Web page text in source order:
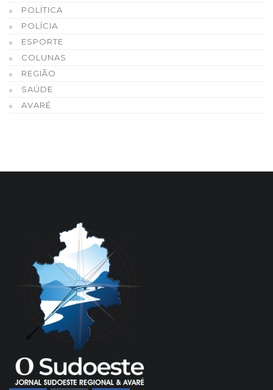
POLÍTICA
POLÍCIA
ESPORTE
COLUNAS
REGIÃO
SAÚDE
AVARÉ